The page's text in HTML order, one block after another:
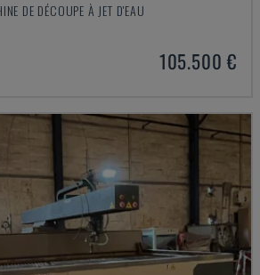
DE DÉCOUPE À JET D'EAU
105.500 €